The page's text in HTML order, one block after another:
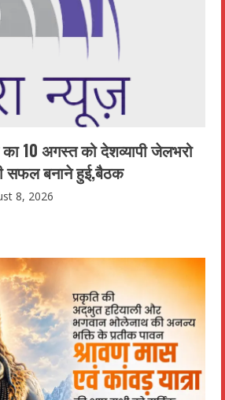
का 10 अगस्त को देशव्यापी जेलभरो
सफल बनाने हुई,बैठक
8, 2026